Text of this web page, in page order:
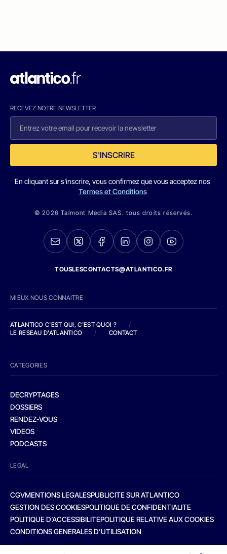
RECEVEZ NOTRE NEWSLETTER
S'INSCRIRE
En cliquant sur s'inscrire, vous confirmez que vous acceptez nos
Termes et Conditions
© 2026 Talmont Media SAS. tous droits réservés.
TOUSLESCONTACTS@ATLANTICO.FR
MIEUX NOUS CONNAITRE
ATLANTICO C'EST QUI, C'EST QUOI ?
/
LE RESEAU D'ATLANTICO
/ CONTACT
CATEGORIES
DECRYPTAGES
DOSSIERS
RENDEZ-VOUS
VIDEOS
PODCASTS
LEGAL
CGVMENTIONS LEGALESPUBLICITE SUR ATLANTICO
GESTION DES COOKIESPOLITIQUE DE CONFIDENTIALITE
POLITIQUE D’ACCESSIBILITEPOLITIQUE RELATIVE AUX COOKIES
CONDITIONS GENERALES D’UTILISATION